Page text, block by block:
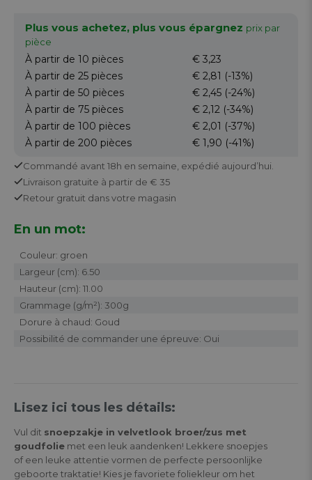
Plus vous achetez, plus vous épargnez prix par
pièce
À partir de 10 pièces
€ 3,23
À partir de 25 pièces € 2,81 (-13%)
À partir de 50 pièces € 2,45 (-24%)
À partir de 75 pièces € 2,12 (-34%)
À partir de 100 pièces € 2,01 (-37%)
À partir de 200 pièces € 1,90 (-41%)
Commandé avant 18h en semaine, expédié aujourd’hui.
Livraison gratuite à partir de € 35
Retour gratuit dans votre magasin
En un mot:
Couleur: groen
Largeur (cm): 6.50
Hauteur (cm): 11.00
Grammage (g/m²): 300g
Dorure à chaud: Goud
Possibilité de commander une épreuve: Oui
Lisez ici tous les détails:
Vul dit snoepzakje in velvetlook broer/zus met
goudfolie met een leuk aandenken! Lekkere snoepjes
of een leuke attentie vormen de perfecte persoonlijke
geboorte traktatie! Kies je favoriete foliekleur om het